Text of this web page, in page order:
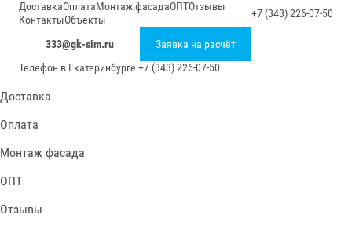
ДоставкаОплатаМонтаж фасадаОПТОтзывы
КонтактыОбъекты +7 (343) 226-07-50
333@gk-sim.ru
Заявка на расчёт
Телефон в Екатеринбурге +7 (343) 226-07-50
Доставка
Оплата
Монтаж фасада
ОПТ
Отзывы